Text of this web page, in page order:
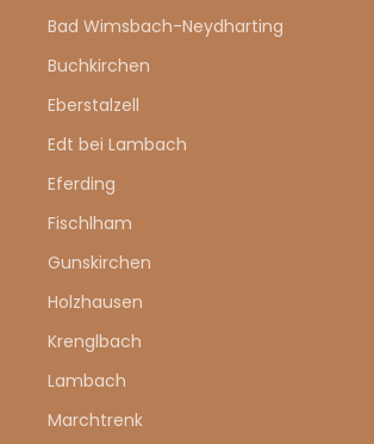
Bad Wimsbach-Neydharting
Buchkirchen
Eberstalzell
Edt bei Lambach
Eferding
Fischlham
Gunskirchen
Holzhausen
Krenglbach
Lambach
Marchtrenk